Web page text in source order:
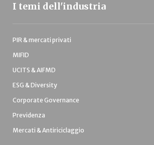
I temi dell'industria
PIR & mercati privati
MIFID
UCITS & AIFMD
ESG & Diversity
Corporate Governance
Previdenza
Mercati & Antiriciclaggio